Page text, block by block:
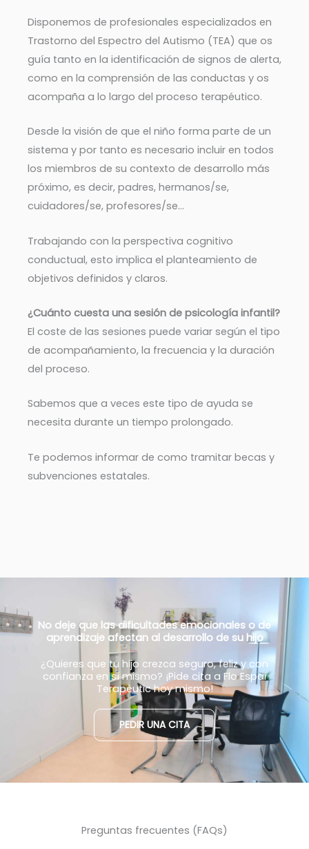
Disponemos de profesionales especializados en
Trastorno del Espectro del Autismo (TEA) que os
guía tanto en la identificación de signos de alerta,
como en la comprensión de las conductas y os
acompaña a lo largo del proceso terapéutico.
Desde la visión de que el niño forma parte de un
sistema y por tanto es necesario incluir en todos
los miembros de su contexto de desarrollo más
próximo, es decir, padres, hermanos/se,
cuidadores/se, profesores/se…
Trabajando con la perspectiva cognitivo
conductual, esto implica el planteamiento de
objetivos definidos y claros.
¿Cuánto cuesta una sesión de psicología infantil?
El coste de las sesiones puede variar según el tipo
de acompañamiento, la frecuencia y la duración
del proceso.
Sabemos que a veces este tipo de ayuda se
necesita durante un tiempo prolongado.
Te podemos informar de como tramitar becas y
subvenciones estatales.
No deje que las dificultades emocionales o de
aprendizaje afectan al desarrollo de su hijo
¿Quieres que tu hijo crezca seguro, feliz y con
confianza en sí mismo? ¡Pide cita a Flo Espai
Terapèutic hoy mismo!
PEDIR UNA CITA
Preguntas frecuentes (FAQs)